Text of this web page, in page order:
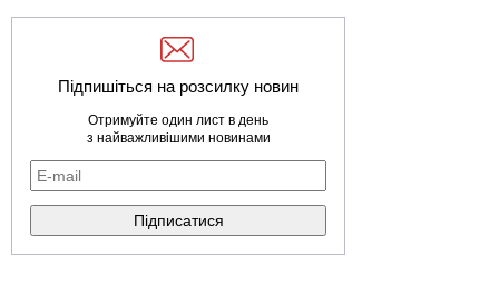
Підпишіться на розсилку новин
Отримуйте один лист в день
з найважливішими новинами